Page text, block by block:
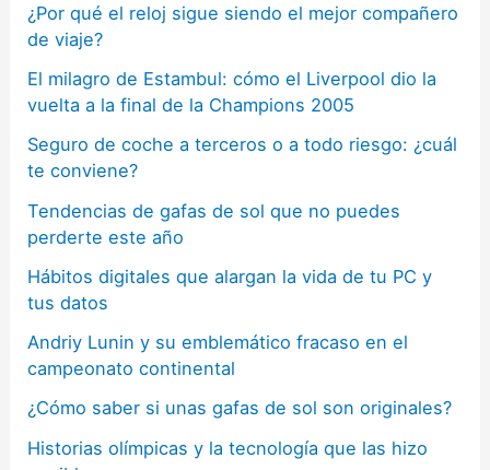
¿Por qué el reloj sigue siendo el mejor compañero
de viaje?
El milagro de Estambul: cómo el Liverpool dio la
vuelta a la final de la Champions 2005
Seguro de coche a terceros o a todo riesgo: ¿cuál
te conviene?
Tendencias de gafas de sol que no puedes
perderte este año
Hábitos digitales que alargan la vida de tu PC y
tus datos
Andriy Lunin y su emblemático fracaso en el
campeonato continental
¿Cómo saber si unas gafas de sol son originales?
Historias olímpicas y la tecnología que las hizo